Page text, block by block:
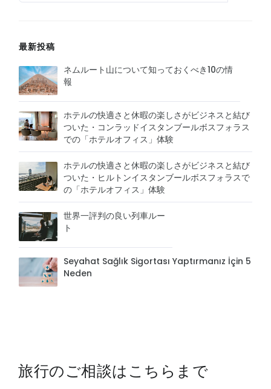
最新投稿
ネムルート山について知っておくべき10の情
報
ホテルの快適さと休暇の楽しさがビジネスと結び
ついた・コンラッドイスタンブールボスフォラス
での「ホテルオフィス」体験
ホテルの快適さと休暇の楽しさがビジネスと結び
ついた・ヒルトンイスタンブールボスフォラスで
の「ホテルオフィス」体験
世界一評判の良い列車ルー
ト
Seyahat Sağlık Sigortası Yaptırmanız İçin 5
Neden
旅行のご相談はこちらまで